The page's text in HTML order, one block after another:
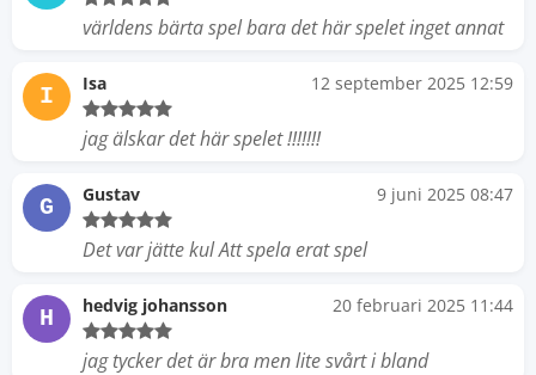
världens bärta spel bara det här spelet inget annat
I Isa 12 september 2025 12:59
jag älskar det här spelet !!!!!!!
G Gustav 9 juni 2025 08:47
Det var jätte kul Att spela erat spel
H hedvig johansson 20 februari 2025 11:44
jag tycker det är bra men lite svårt i bland